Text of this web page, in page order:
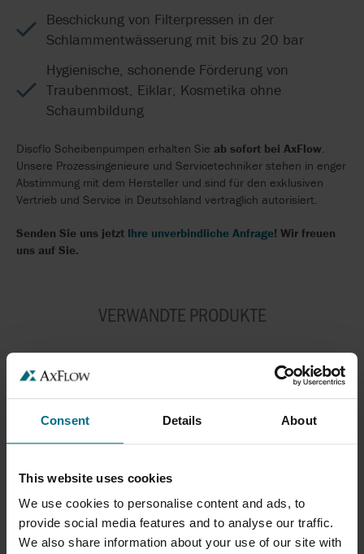
Consent Details About
This website uses cookies
We use cookies to personalise content and ads, to
provide social media features and to analyse our traffic.
We also share information about your use of our site with
Beschickung von Filterpressen in der
Schlammentwässerung mit bis zu 20 bar
Hygienische, schonende Förderung von
Traubenmost, Eiklar, Kosmetika ohne
Schaumbildung
Discflo Scheibenpumpen erhalten Sie ab sofort bei AxFlow.
Unsere Prozessingenieure und Servicetechniker stehen in enger
Abstimmung mit dem Hersteller und sind für den exklusiven
Vertrieb und Service in Deutschland vertraglich autorisiert.
Senden Sie uns jetzt Ihre unverbindliche Anfrage! Wir freuen
uns auf Sie.
VERWANDTE PRODUKTE
DISCFLO SCHEIBENPUMPEN
Verschleissfreies Fördern von